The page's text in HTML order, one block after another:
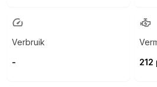
Verbruik
-
212